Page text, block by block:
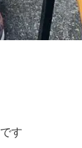
す